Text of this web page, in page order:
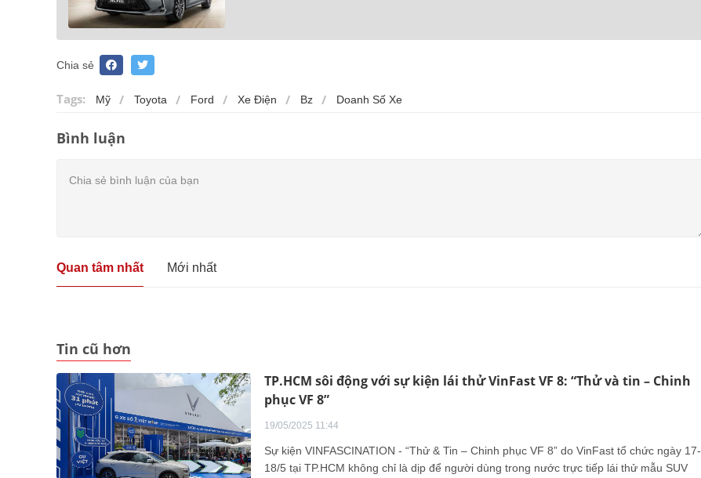
Chia sẻ
Tags: Mỹ Toyota Ford Xe Điện Bz Doanh Số Xe
Bình luận
Quan tâm nhất Mới nhất
Tin cũ hơn
TP.HCM sôi động với sự kiện lái thử VinFast VF 8: “Thử và tin – Chinh
phục VF 8”
19/05/2025 11:44
Sự kiện VINFASCINATION - “Thử & Tin – Chinh phục VF 8” do VinFast tổ chức ngày 17-
18/5 tại TP.HCM không chỉ là dịp để người dùng trong nước trực tiếp lái thử mẫu SUV